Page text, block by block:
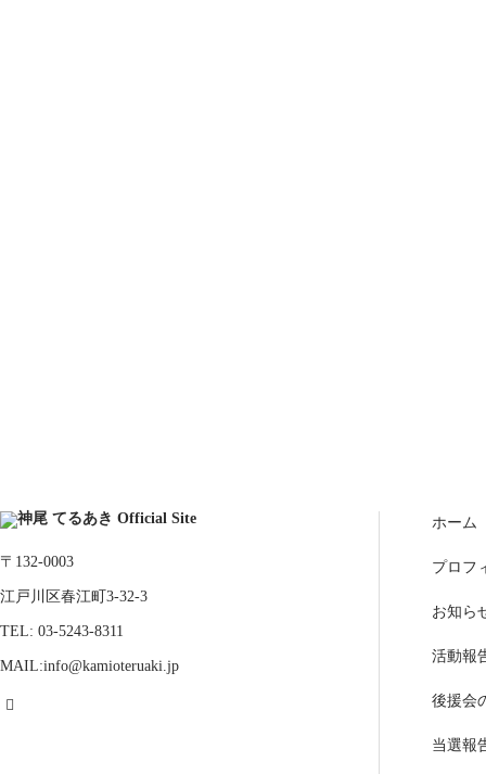
〒132-0003
江戸川区春江町3-32-3
TEL: 03-5243-8311
MAIL:info@kamioteruaki.jp
ホーム
プロフ
お知ら
活動報
後援会
当選報